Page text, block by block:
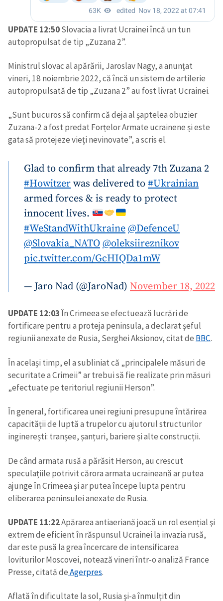
UPDATE 12:50Slovacia a livrat Ucrainei încă un tun
autopropulsat de tip „Zuzana 2”.
Ministrul slovac al apărării, Jaroslav Nagy, a anunțat
vineri, 18 noiembrie 2022, că încă un sistem de artilerie
autopropulsată de tip „Zuzana 2” au fost livrat Ucrainei.
„Sunt bucuros să confirm că deja al șaptelea obuzier
Zuzana-2 a fost predat Forțelor Armate ucrainene și este
gata să protejeze vieți nevinovate”, a scris el.
Glad to confirm that already 7th Zuzana 2
#Howitzerwas delivered to#Ukrainian
armed forces & is ready to protect
innocent lives.
#WeStandWithUkraine@DefenceU
@Slovakia_NATO@oleksiireznikov
pic.twitter.com/GcHIQDa1mW
— Jaro Nad (@JaroNad) November 18, 2022
UPDATE 12:03În Crimeea se efectuează lucrări de
fortificare pentru a proteja peninsula, a declarat șeful
regiunii anexate de Rusia, Serghei Aksionov, citat de BBC.
În același timp, el a subliniat că „principalele măsuri de
securitate a Crimeii” ar trebui să fie realizate prin măsuri
„efectuate pe teritoriul regiunii Herson”.
În general, fortificarea unei regiuni presupune întărirea
capacității de luptă a trupelor cu ajutorul structurilor
inginerești: tranșee, șanțuri, bariere și alte construcții.
De când armata rusă a părăsit Herson, au crescut
speculațiile potrivit cărora armata ucraineană ar putea
ajunge în Crimeea și ar putea începe lupta pentru
eliberarea peninsulei anexate de Rusia.
UPDATE 11:22Apărarea antiaeriană joacă un rol esențial şi
extrem de eficient în răspunsul Ucrainei la invazia rusă,
dar este pusă la grea încercare de intensificarea
loviturilor Moscovei, notează vineri într-o analiză France
Presse, citată deAgerpres.
Aflată în dificultate la sol, Rusia şi-a înmulțit din
ȘTIREA MEA
Titlu știre
+ Adaugă titlu
Link media+ Link media